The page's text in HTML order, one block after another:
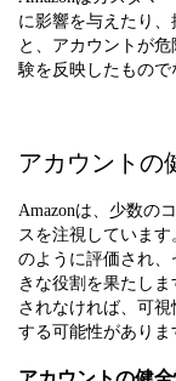
に影響を与えたり
と、アカウントが
験を反映したもので
アカウントの
Amazonは、少数の
スを注視していま
のように評価され
きな役割を果たし
されなければ、可
する可能性がありま